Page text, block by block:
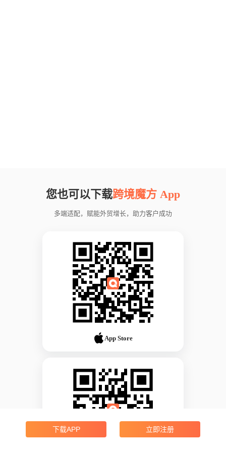
您也可以下载跨境魔方 App
多端适配，赋能外贸增长，助力客户成功
App Store
下载APP 立即注册